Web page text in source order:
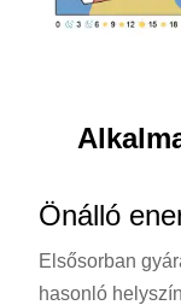
Önálló
Elsősorban
hasonló